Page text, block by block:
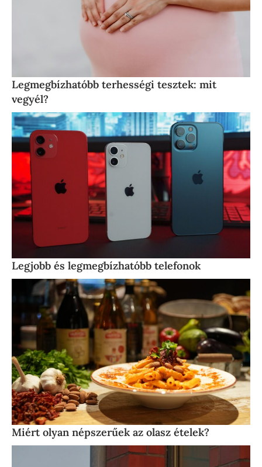
Legmegbízhatóbb terhességi tesztek: mit
vegyél?
Legjobb és legmegbízhatóbb telefonok
Miért olyan népszerűek az olasz ételek?